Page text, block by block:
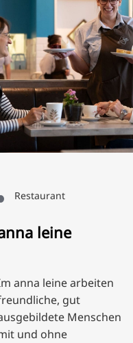
Restaurant
leine
anna leine arbeiten
gut
Menschen
und ohne